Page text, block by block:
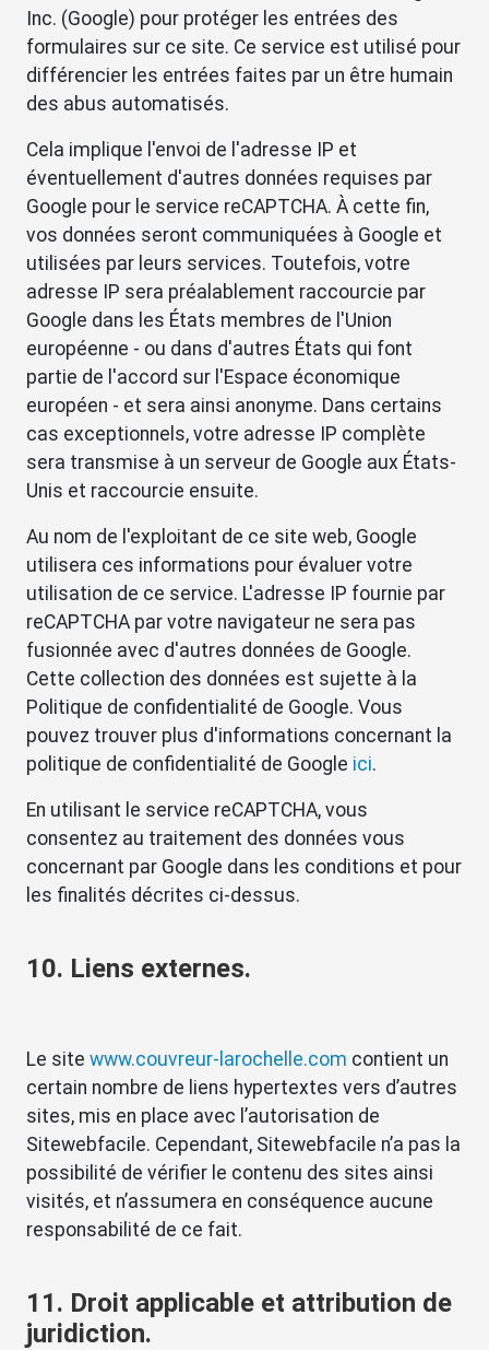
Inc. (Google) pour protéger les entrées des
formulaires sur ce site. Ce service est utilisé pour
différencier les entrées faites par un être humain
des abus automatisés.
Cela implique l'envoi de l'adresse IP et
éventuellement d'autres données requises par
Google pour le service reCAPTCHA. À cette fin,
vos données seront communiquées à Google et
utilisées par leurs services. Toutefois, votre
adresse IP sera préalablement raccourcie par
Google dans les États membres de l'Union
européenne - ou dans d'autres États qui font
partie de l'accord sur l'Espace économique
européen - et sera ainsi anonyme. Dans certains
cas exceptionnels, votre adresse IP complète
sera transmise à un serveur de Google aux États-
Unis et raccourcie ensuite.
Au nom de l'exploitant de ce site web, Google
utilisera ces informations pour évaluer votre
utilisation de ce service. L'adresse IP fournie par
reCAPTCHA par votre navigateur ne sera pas
fusionnée avec d'autres données de Google.
Cette collection des données est sujette à la
Politique de confidentialité de Google. Vous
pouvez trouver plus d'informations concernant la
politique de confidentialité de Google ici.
En utilisant le service reCAPTCHA, vous
consentez au traitement des données vous
concernant par Google dans les conditions et pour
les finalités décrites ci-dessus.
10. Liens externes.
Le site www.couvreur-larochelle.com contient un
certain nombre de liens hypertextes vers d’autres
sites, mis en place avec l’autorisation de
Sitewebfacile. Cependant, Sitewebfacile n’a pas la
possibilité de vérifier le contenu des sites ainsi
visités, et n’assumera en conséquence aucune
responsabilité de ce fait.
11. Droit applicable et attribution de
juridiction.